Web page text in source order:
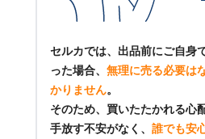
セルカでは、出品前にご自身
った場合、 無理に売る必要は
かりません。
そのため、買いたたかれる心
手放す不安がなく、 誰でも安